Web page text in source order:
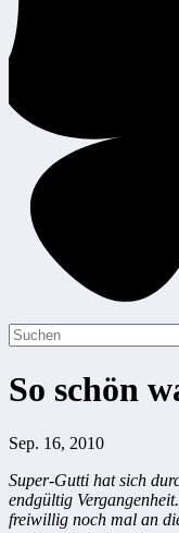
So schön
Sep. 16, 2010
Super-Gutti hat sich
endgültig
freiwillig noch mal an